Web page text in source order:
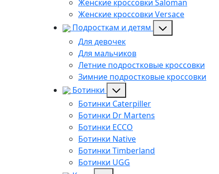
Женские кроссовки Saloman
Женские кроссовки Versace
Подросткам и детям
Для девочек
Для мальчиков
Летние подростковые кроссовки
Зимние подростковые кроссовки
Ботинки
Ботинки Caterpiller
Ботинки Dr Martens
Ботинки ECCO
Ботинки Native
Ботинки Timberland
Ботинки UGG